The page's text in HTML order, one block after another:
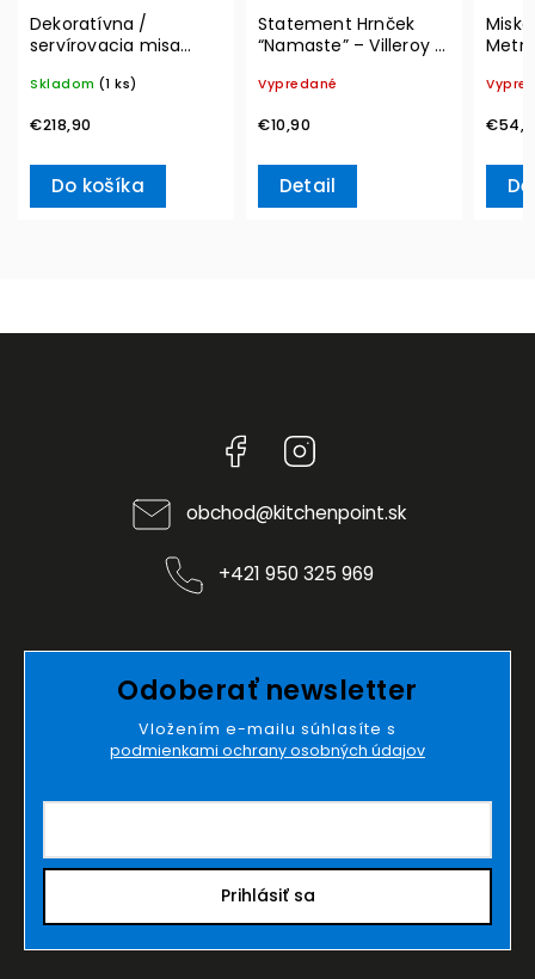
Dekoratívna /
servírovacia misa
Villeroy & Boch
Skladom (1 ks)
€218,90
Do košíka
Statement Hrnček
“Namaste” – Villeroy &
Vypredané
€10,90
Detail
Boch
Facebook
obchod@kitchenpoint.sk
+421 950 325 969
Odoberať newsletter
Vložením e-mailu súhlasíte s
podmienkami ochrany osobných údajov
Prihlásiť sa